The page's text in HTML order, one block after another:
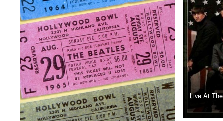
Live At